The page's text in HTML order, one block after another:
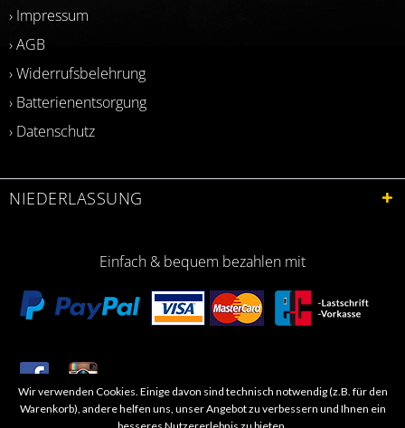
› Impressum
› AGB
› Widerrufsbelehrung
› Batterienentsorgung
› Datenschutz
NIEDERLASSUNG
Einfach & bequem bezahlen mit
​Letzte Aktualisierung: 06.2026
Wir verwenden Cookies. Einige davon sind technisch notwendig (z.B. für den
Warenkorb), andere helfen uns, unser Angebot zu verbessern und Ihnen ein